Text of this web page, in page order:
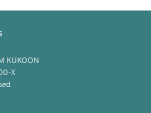
KUKOON
X